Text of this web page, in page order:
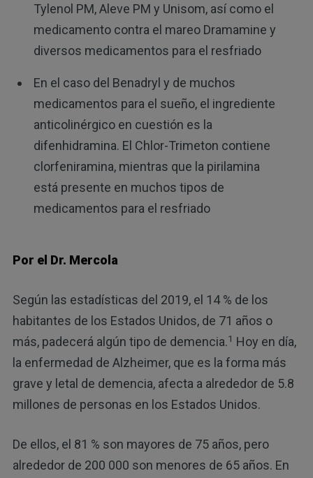
Tylenol PM, Aleve PM y Unisom, así como el
medicamento contra el mareo Dramamine y
diversos medicamentos para el resfriado
En el caso del Benadryl y de muchos
medicamentos para el sueño, el ingrediente
anticolinérgico en cuestión es la
difenhidramina. El Chlor-Trimeton contiene
clorfeniramina, mientras que la pirilamina
está presente en muchos tipos de
medicamentos para el resfriado
Por el Dr. Mercola
Según las estadísticas del 2019, el 14 % de los
habitantes de los Estados Unidos, de 71 años o
más, padecerá algún tipo de demencia.1 Hoy en día,
la enfermedad de Alzheimer, que es la forma más
grave y letal de demencia, afecta a alrededor de 5.8
millones de personas en los Estados Unidos.
De ellos, el 81 % son mayores de 75 años, pero
alrededor de 200 000 son menores de 65 años. En